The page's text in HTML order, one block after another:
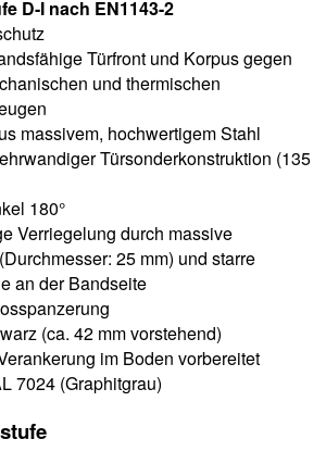
D-I nach EN1143-2
Türfront und Korpus gegen
und thermischen
massivem, hochwertigem Stahl
Türsonderkonstruktion (135
180°
Verriegelung durch massive
25 mm) und starre
an der Bandseite
(ca. 42 mm vorstehend)
im Boden vorbereitet
7024 (Graphitgrau)